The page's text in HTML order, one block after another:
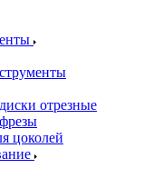
отрезные
цоколей